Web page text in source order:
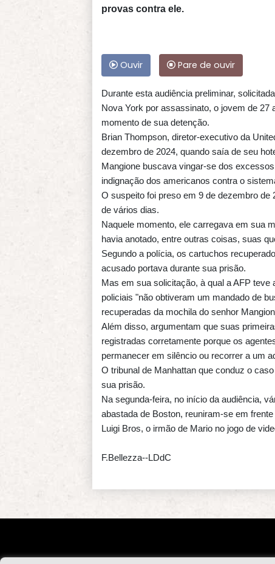
provas contra ele.
Ouvir Pare de ouvir
Durante esta audiência preliminar,
Nova York por assassinato, o jovem de 27
momento de sua detenção.
Brian Thompson, diretor-executivo da
dezembro de 2024, quando saía de seu
Mangione buscava vingar-se dos
indignação dos americanos contra o
O suspeito foi preso em 9 de dezembro
de vários dias.
Naquele momento, ele carregava em sua
havia anotado, entre outras coisas, suas
Segundo a polícia, os cartuchos
acusado portava durante sua prisão.
Mas em sua solicitação, à qual a AFP
policiais "não obtiveram um mandado de
recuperadas da mochila do senhor
Além disso, argumentam que suas
registradas corretamente porque os
permanecer em silêncio ou recorrer a um
O tribunal de Manhattan que conduz o
sua prisão.
Na segunda-feira, no início da audiência,
abastada de Boston, reuniram-se em
Luigi Bros, o irmão de Mario no jogo de
F.Bellezza--LDdC